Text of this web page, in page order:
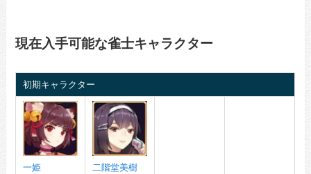
現在入手可能な雀士キャラクター
初期キャラクター
一姫 二階堂美樹